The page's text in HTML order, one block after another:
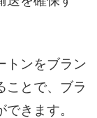
トンをブラン
ことで、ブラ
きます。